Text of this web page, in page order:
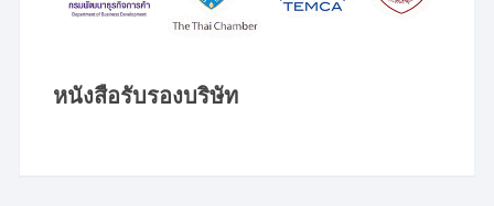
หนังสือรับรองบริษัท